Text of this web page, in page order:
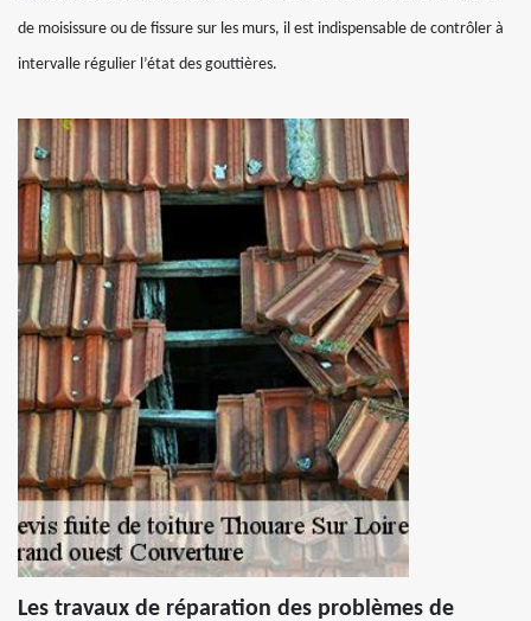
de moisissure ou de fissure sur les murs, il est indispensable de contrôler à
intervalle régulier l’état des gouttières.
Les travaux de réparation des problèmes de